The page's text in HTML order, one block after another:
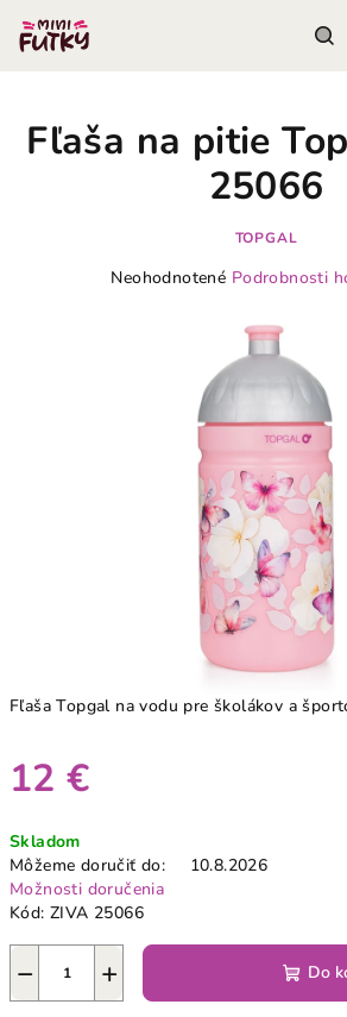
obsah
Fľaša Topgal na vodu pre školákov a
12 €
cena:
Skladom
Môžeme doručiť do:
10.8.2026
Možnosti doručenia
Kód: ZIVA 25066
+
− Do
Fľaša na pitie
25066
TOPGAL
Priemerné
hviezdičiek.
Neohodnotené Podrobnosti